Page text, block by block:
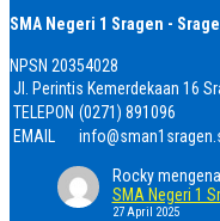
SMA Negeri 1 Sragen -
NPSN 20354028
Jl. Perintis Kemerdekaan 16
TELEPON (0271) 891096
EMAIL
Rocky
SMA Negeri 1
27 April 2025